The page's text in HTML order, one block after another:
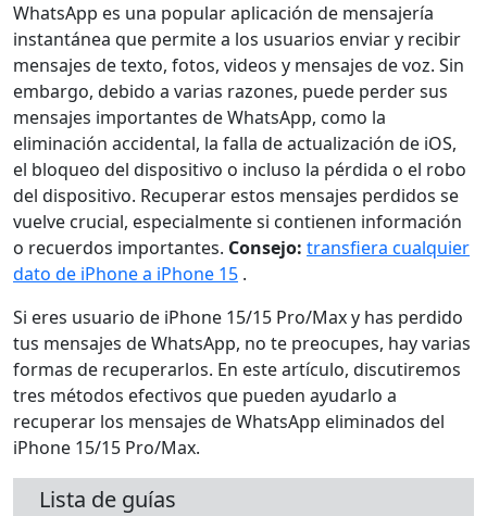
WhatsApp es una popular aplicación de mensajería
instantánea que permite a los usuarios enviar y recibir
mensajes de texto, fotos, videos y mensajes de voz. Sin
embargo, debido a varias razones, puede perder sus
mensajes importantes de WhatsApp, como la
eliminación accidental, la falla de actualización de iOS,
el bloqueo del dispositivo o incluso la pérdida o el robo
del dispositivo. Recuperar estos mensajes perdidos se
vuelve crucial, especialmente si contienen información
o recuerdos importantes. Consejo: transfiera cualquier
dato de iPhone a iPhone 15 .
Si eres usuario de iPhone 15/15 Pro/Max y has perdido
tus mensajes de WhatsApp, no te preocupes, hay varias
formas de recuperarlos. En este artículo, discutiremos
tres métodos efectivos que pueden ayudarlo a
recuperar los mensajes de WhatsApp eliminados del
iPhone 15/15 Pro/Max.
Lista de guías